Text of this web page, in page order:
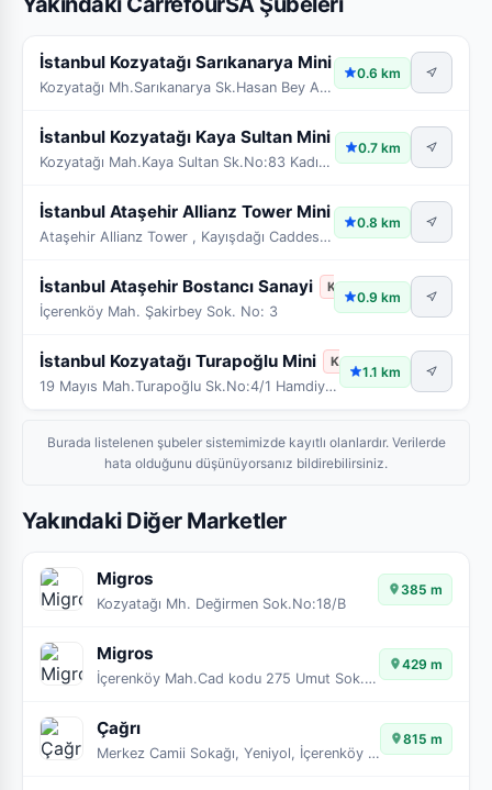
İstanbul Kozyatağı Sarıkanarya Mini Kapalı
Kozyatağı Mh.Sarıkanarya Sk.Hasan Bey Apt.No:10 Ka
0.6 km
İstanbul Kozyatağı Kaya Sultan Mini Kapalı
Kozyatağı Mah.Kaya Sultan Sk.No:83 Kadıköy/İstanbu
0.7 km
İstanbul Ataşehir Allianz Tower Mini Kapalı
Ataşehir Allianz Tower , Kayışdağı Caddesi, 34750
0.8 km
İstanbul Ataşehir Bostancı Sanayi Kapalı
İçerenköy Mah. Şakirbey Sok. No: 3
0.9 km
İstanbul Kozyatağı Turapoğlu Mini Kapalı
19 Mayıs Mah.Turapoğlu Sk.No:4/1 Hamdiye Yazgan İş
1.1 km
Burada listelenen şubeler sistemimizde kayıtlı olanlardır. Verilerde
hata olduğunu düşünüyorsanız bildirebilirsiniz.
Yakındaki Diğer Marketler
Migros
Kozyatağı Mh. Değirmen Sok.No:18/B
385 m
Migros
İçerenköy Mah.Cad kodu 275 Umut Sok.No:10/12
429 m
Çağrı
Merkez Camii Sokağı, Yeniyol, İçerenköy Mahallesi, Ataşehir, İstanbul, Marmara Bölgesi, 34752, Türkiye
815 m